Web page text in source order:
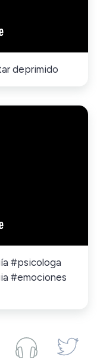
deprimido
#psicologa
#emociones